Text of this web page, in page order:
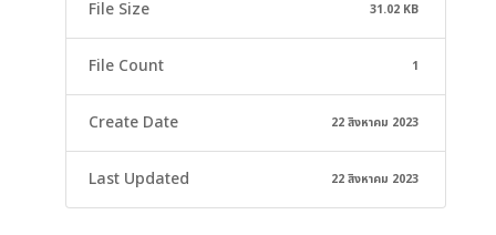
File Size 31.02 KB
File Count 1
Create Date 22 สิงหาคม 2023
Last Updated 22 สิงหาคม 2023